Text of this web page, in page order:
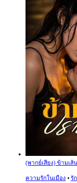
(พากย์เสียง) ข้ามเส้
ความรักในเมือง ⦁ รั